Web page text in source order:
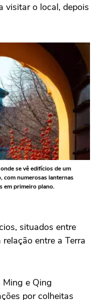
visitar o local, depois
se vê edifícios de um
com numerosas lanternas
em primeiro plano.
situados entre
entre a Terra
Ming e Qing
por colheitas